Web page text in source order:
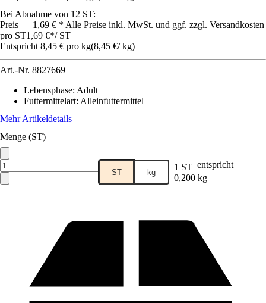
Bei Abnahme von 12 ST:
Preis — 1,69 € * Alle Preise inkl. MwSt. und ggf. zzgl. Versandkosten
pro ST1,69 €*/ ST
Entspricht 8,45 € pro kg(8,45 €/ kg)
Art.-Nr. 8827669
Lebensphase: Adult
Futtermittelart: Alleinfuttermittel
Mehr Artikeldetails
Menge (ST)
ST kg 1 ST entspricht
0,200 kg